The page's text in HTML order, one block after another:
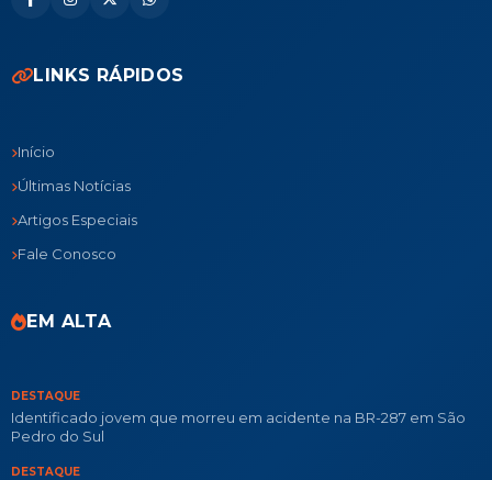
LINKS RÁPIDOS
Início
Últimas Notícias
Artigos Especiais
Fale Conosco
EM ALTA
DESTAQUE
Identificado jovem que morreu em acidente na BR-287 em São
Pedro do Sul
DESTAQUE